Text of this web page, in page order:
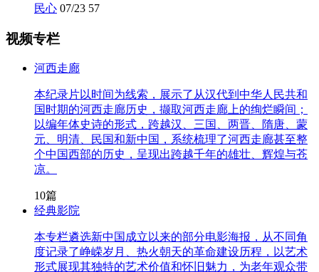
民心 07/23 57
视频专栏
河西走廊
本纪录片以时间为线索，展示了从汉代到中华人民共和
国时期的河西走廊历史，撷取河西走廊上的绚烂瞬间；
以编年体史诗的形式，跨越汉、三国、两晋、隋唐、蒙
元、明清、民国和新中国，系统梳理了河西走廊甚至整
个中国西部的历史，呈现出跨越千年的雄壮、辉煌与苍
凉。
10篇
经典影院
本专栏遴选新中国成立以来的部分电影海报，从不同角
度记录了峥嵘岁月、热火朝天的革命建设历程，以艺术
形式展现其独特的艺术价值和怀旧魅力，为老年观众带